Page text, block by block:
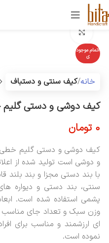
اتمام موجود
ی
خانه کیف سنتی و دستباف
کیف دوشی و دستی
0 تومان
کیف دوشی و دستی گلیم
و دوشی است تولید شده از
با بند دستی مجزا و بند بلند
سنتی، بند دستی و دیواره
پشمی استفاده شده است.
وزن سبک و تعداد جای مناسب
ای ارزشمند و مناسب برای
نموده است.